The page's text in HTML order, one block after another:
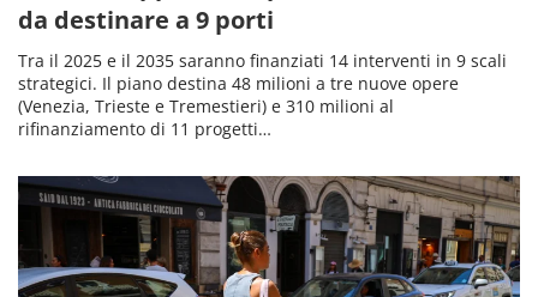
da destinare a 9 porti
Tra il 2025 e il 2035 saranno finanziati 14 interventi in 9 scali
strategici. Il piano destina 48 milioni a tre nuove opere
(Venezia, Trieste e Tremestieri) e 310 milioni al
rifinanziamento di 11 progetti…